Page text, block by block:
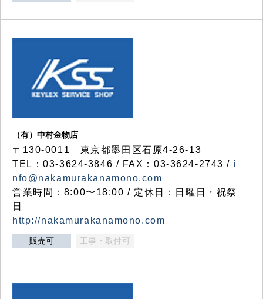
（有）中村金物店
〒130-0011 東京都墨田区石原4-26-13
TEL：03-3624-3846 / FAX：03-3624-2743 / i
nfo@nakamurakanamono.com
営業時間：8:00〜18:00 / 定休日：日曜日・祝祭
日
http://nakamurakanamono.com
販売可 工事・取付可